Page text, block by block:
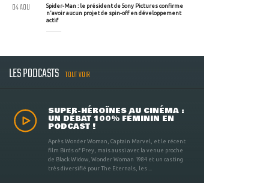
Spider-Man : le président de Sony Pictures confirme
n'avoir aucun projet de spin-off en développement
actif
04 AOU
LES PODCASTS TOUT VOIR
SUPER-HÉROÏNES AU CINÉMA :
UN DÉBAT 100% FÉMININ EN
PODCAST !
Après Wonder Woman, Captain Marvel, et le récent
film Birds of Prey, mais aussi avec la venue proche
de Black Widow, Wonder Woman 1984 et un casting
très diversifié pour The Eternals, les ...